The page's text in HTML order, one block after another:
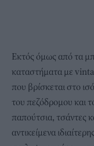
Εκτός όμως από τα
καταστήματα με
που βρίσκεται στο
του πεζόδρομου και
παπούτσια, τσάντες
αντικείμενα